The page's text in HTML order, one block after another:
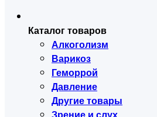
Каталог товаров
Алкоголизм
Варикоз
Геморрой
Давление
Другие товары